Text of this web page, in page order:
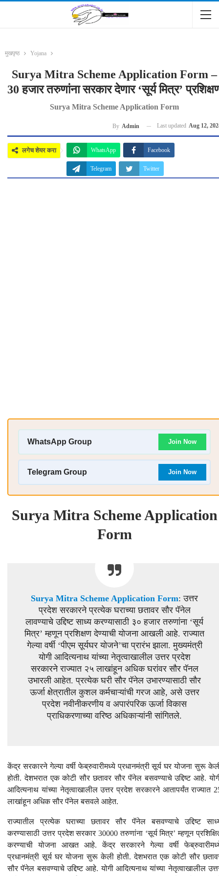
मुखपृष्ठ Yojana
Surya Mitra Scheme Application Form –
30 हजार तरुणांना सरकार देणार ‘सूर्य मित्र’
Surya Mitra Scheme Application Form
By Admin Last updated Aug 12,
लगेच शेयर करा WhatsApp Facebook
Telegram Twitter
WhatsApp Group Join Now
Telegram Group Join Now
Surya Mitra Scheme Application
Form
Surya Mitra Scheme Application Form: उत्तर
प्रदेश सरकारने प्रत्येक घराच्या छतावर सौर पॅनेल
लावण्याचे उद्दिष्ट साध्य करण्यासाठी ३० हजार तरुणांना ‘सूर्य
मित्र’ म्हणून प्रशिक्षण देण्याची योजना आखली आहे. राज्यात
गेल्या वर्षी ‘पीएम सूर्यघर योजने’चा प्रारंभ झाला. मुख्यमंत्री
योगी आदित्यनाथ यांच्या नेतृत्वाखालील उत्तर प्रदेश
सरकारने राज्यात २५ लाखांहून अधिक घरांवर सौर पॅनल
उभारली आहेत. प्रत्येक घरी सौर पॅनेल उभारण्यासाठी सौर
ऊर्जा क्षेत्रातील कुशल कर्मचाऱ्यांची गरज आहे, असे उत्तर
प्रदेश नवीनीकरणीय व अपारंपरिक ऊर्जा विकास
प्राधिकरणाच्या वरिष्ठ अधिकाऱ्यांनी सांगितले.
केंद्र सरकारने गेल्या वर्षी फेब्रुवारीमध्ये प्रधानमंत्री सूर्य घर योजना सुरू
होती. देशभरात एक कोटी सौर छतावर सौर पॅनेल बसवण्याचे उद्दिष्ट आहे.
आदित्यनाथ यांच्या नेतृत्वाखालील उत्तर प्रदेश सरकारने आतापर्यंत राज्यात
लाखांहून अधिक सौर पॅनेल बसवले आहेत.
राज्यातील प्रत्येक घराच्या छतावर सौर पॅनेल बसवण्याचे उद्दिष्ट
करण्यासाठी उत्तर प्रदेश सरकार 30000 तरुणांना ‘सूर्य मित्र’ म्हणून
करण्याची योजना आखत आहे. केंद्र सरकारने गेल्या वर्षी
प्रधानमंत्री सूर्य घर योजना सुरू केली होती. देशभरात एक कोटी सौर
सौर पॅनेल बसवण्याचे उद्दिष्ट आहे. योगी आदित्यनाथ यांच्या नेतृत्वाखालील